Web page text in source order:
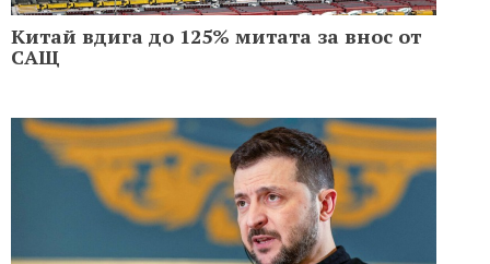
Китай вдига до 125% митата за внос от
САЩ